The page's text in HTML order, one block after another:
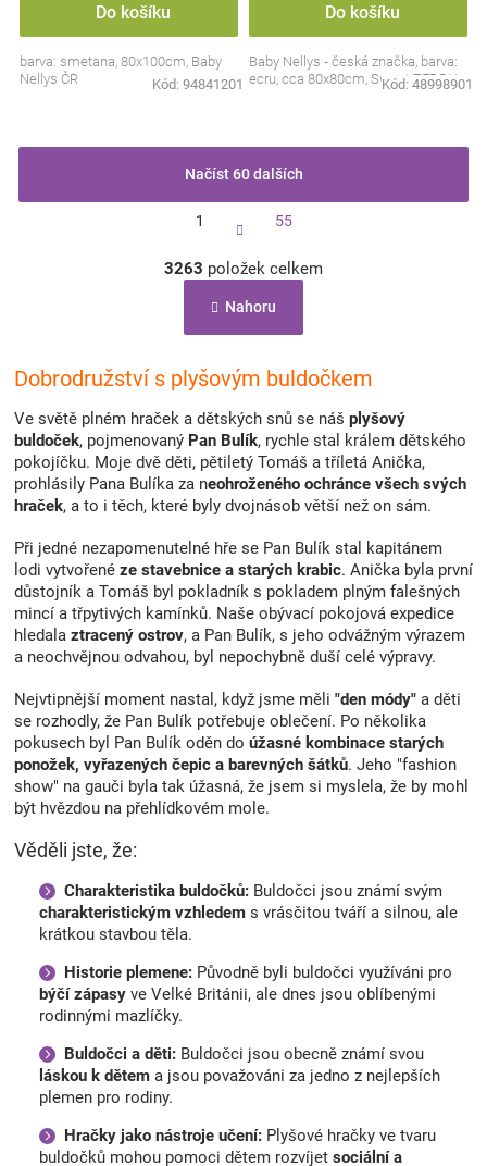
Do košíku
barva: smetana, 80x100cm, Baby
Nellys ČR
Kód: 94841201
Do košíku
Baby Nellys - česká značka, barva:
ecru, cca 80x80cm, Sweet TEDDY
Kód: 48998901
v
á
d
c
í
p
r
v
k
y
v
p
i
s
u
Načíst 60 dalších
t
á
n
k
v
n
1 55
3263 položek celkem
Nahoru
Dobrodružství s plyšovým buldočkem
Ve světě plném hraček a dětských snů se náš plyšový
buldoček, pojmenovaný Pan Bulík, rychle stal králem dětského
pokojíčku. Moje dvě děti, pětiletý Tomáš a tříletá Anička,
prohlásily Pana Bulíka za neohroženého ochránce všech svých
hraček, a to i těch, které byly dvojnásob větší než on sám.
Při jedné nezapomenutelné hře se Pan Bulík stal kapitánem
lodi vytvořené ze stavebnice a starých krabic. Anička byla první
důstojník a Tomáš byl pokladník s pokladem plným falešných
mincí a třpytivých kamínků. Naše obývací pokojová expedice
hledala ztracený ostrov, a Pan Bulík, s jeho odvážným výrazem
a neochvějnou odvahou, byl nepochybně duší celé výpravy.
Nejvtipnější moment nastal, když jsme měli "den módy" a děti
se rozhodly, že Pan Bulík potřebuje oblečení. Po několika
pokusech byl Pan Bulík oděn do úžasné kombinace starých
ponožek, vyřazených čepic a barevných šátků. Jeho "fashion
show" na gauči byla tak úžasná, že jsem si myslela, že by mohl
být hvězdou na přehlídkovém mole.
Věděli jste, že:
Charakteristika buldočků:Buldočci jsou známí svým
charakteristickým vzhledems vrásčitou tváří a silnou, ale
krátkou stavbou těla.
Historie plemene:Původně byli buldočci využíváni pro
býčí zápasyve Velké Británii, ale dnes jsou oblíbenými
rodinnými mazlíčky.
Buldočci a děti:Buldočci jsou obecně známí svou
láskou k dětema jsou považováni za jedno z nejlepších
plemen pro rodiny.
Hračky jako nástroje učení:Plyšové hračky ve tvaru
buldočků mohou pomoci dětem rozvíjet sociální a